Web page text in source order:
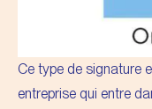
Ce type de signature
entreprise qui entre